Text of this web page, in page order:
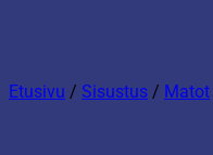
Etusivu / Sisustus / Matot